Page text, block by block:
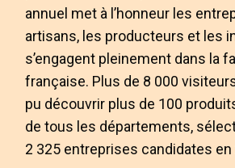
annuel met à l’honneur les
artisans, les producteurs et les
s’engagent pleinement dans la
française. Plus de 8 000
pu découvrir plus de 100
de tous les départements,
2 325 entreprises candidates en